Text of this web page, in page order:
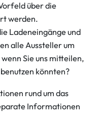
über die
werden.
Ladeneingänge und
alle Aussteller um
Sie uns mitteilen,
könnten?
rund um das
Informationen